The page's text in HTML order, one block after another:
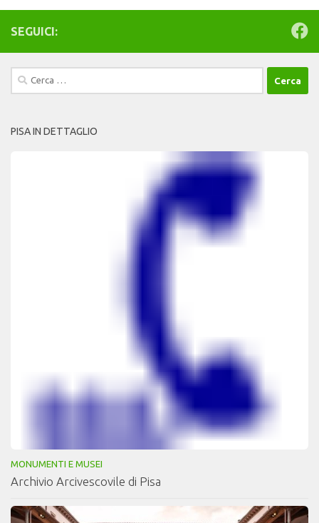
SEGUICI:
Ricerca
per:
PISA IN DETTAGLIO
MONUMENTI E MUSEI
Archivio Arcivescovile di Pisa